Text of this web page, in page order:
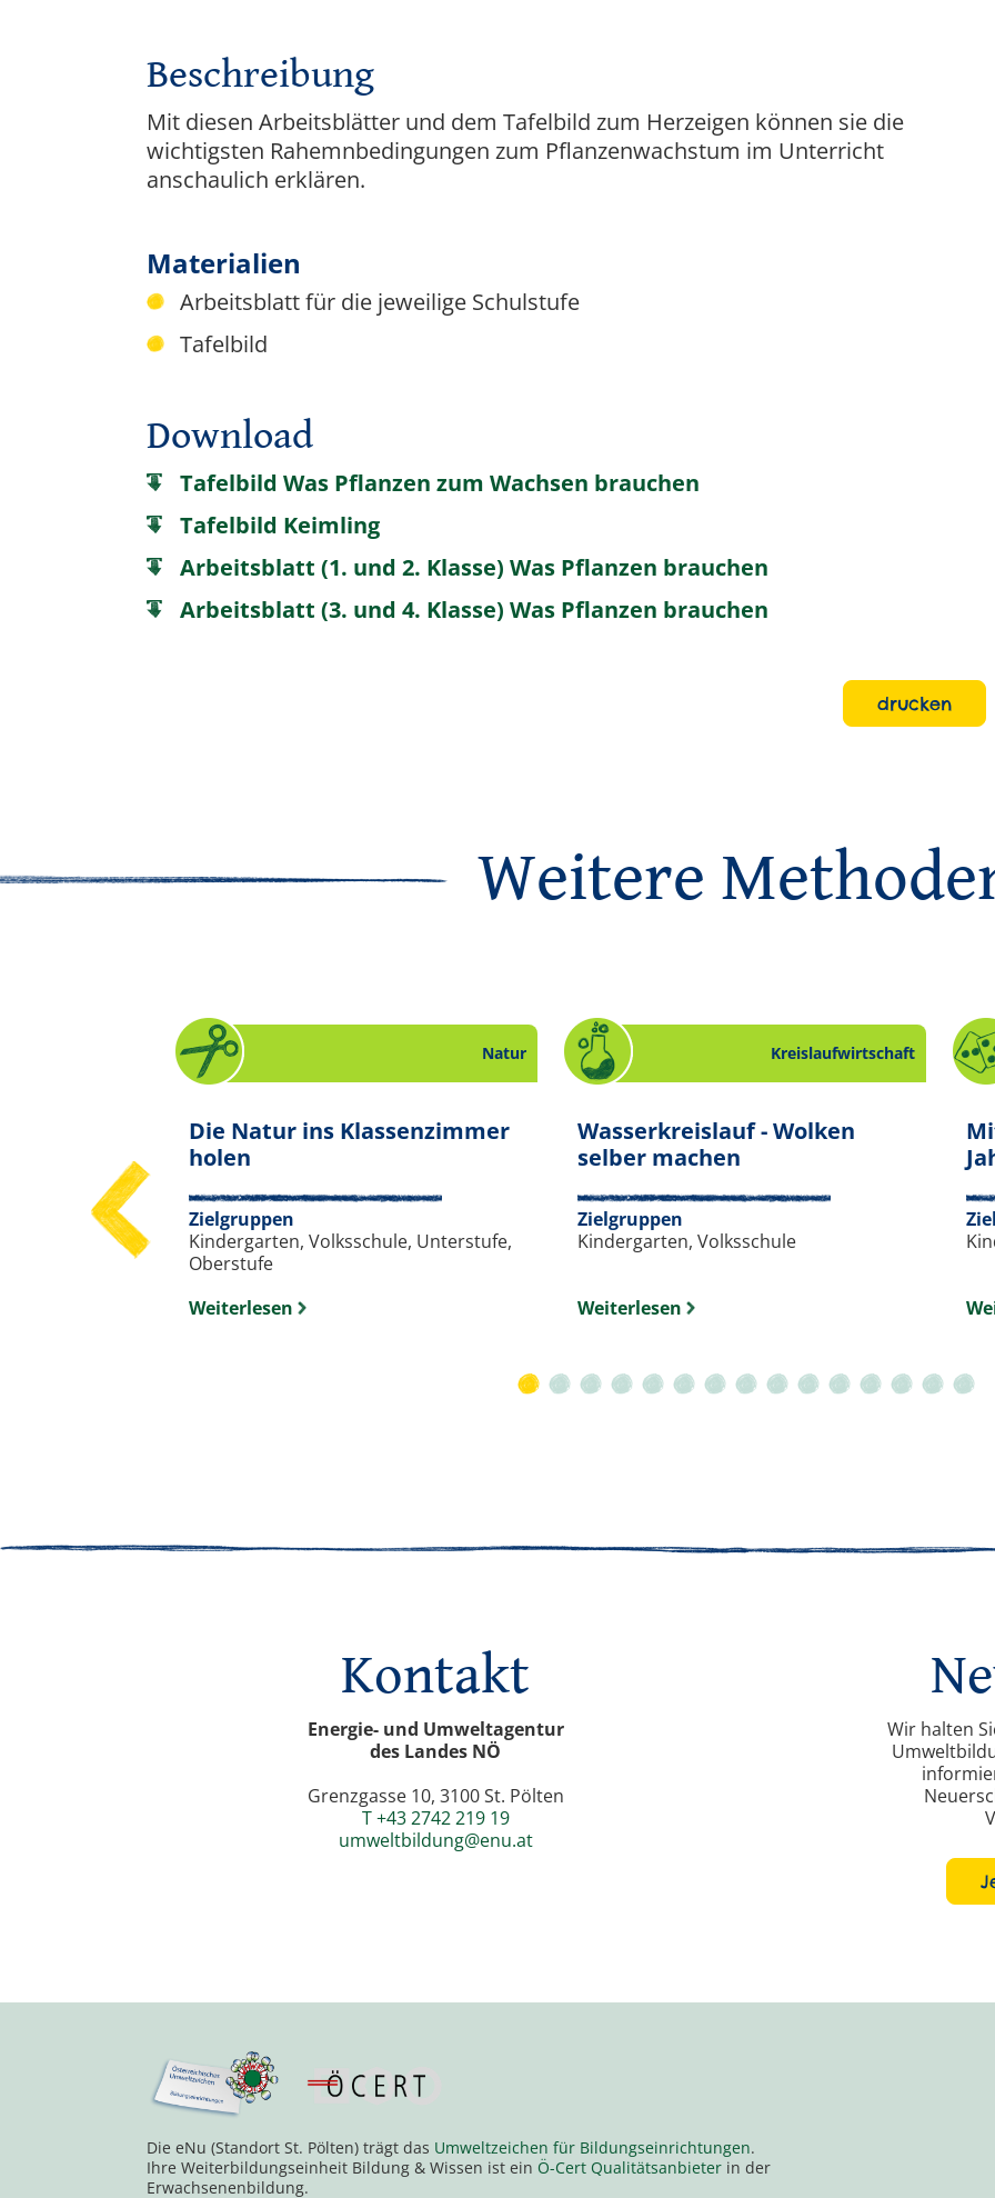
Beschreibung
Mit diesen Arbeitsblätter und dem Tafelbild zum Herzeigen können sie die
wichtigsten Rahemnbedingungen zum Pflanzenwachstum im Unterricht
anschaulich erklären.
Materialien
Arbeitsblatt für die jeweilige Schulstufe
Tafelbild
Download
Tafelbild Was Pflanzen zum Wachsen brauchen
Tafelbild Keimling
Arbeitsblatt (1. und 2. Klasse) Was Pflanzen brauchen
Arbeitsblatt (3. und 4. Klasse) Was Pflanzen brauchen
drucken
Weitere
. Bastelanleitung zum Thema Natur. Slide 13 von 15.
Natur
Die Natur ins Klassenzimmer
holen . Bastelanleitung zum Thema Natur. Slide 14 von 15.
Zielgruppen
Kindergarten, Volksschule, Unterstufe,
Oberstufe
Weiterlesen
Kreislaufwirtschaft
Wasserkreislauf - Wolken
selber machen . Experiment zum
Zielgruppen
Kindergarten, Volksschule
Weiterlesen
Kontakt
Energie- und Umweltagentur
des Landes NÖ
Grenzgasse 10, 3100 St. Pölten
T +43 2742 219 19
umweltbildung@enu.at
Wir halten
Die eNu (Standort St. Pölten) trägt das Umweltzeichen für Bildungseinrichtungen.
Ihre Weiterbildungseinheit Bildung & Wissen ist ein Ö-Cert Qualitätsanbieter in der
Erwachsenenbildung.